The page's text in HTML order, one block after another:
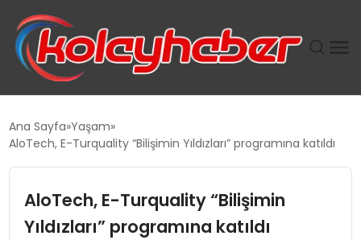
TANYER YAPI ZEMIN MÜHENDISLIĞINDE HEDEF
Ana Sayfa Yaşam
AloTech, E-Turquality “Bilişimin Yıldızları” programına katıldı
AloTech, E-Turquality “Bilişimin
Yıldızları” programına katıldı